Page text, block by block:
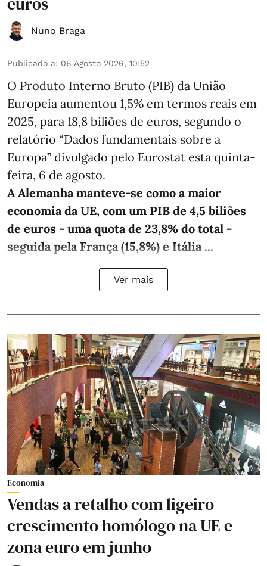
Nuno Braga
Publicado a: 06 Agosto 2026, 10:52
O Produto Interno Bruto (PIB) da União
Europeia aumentou 1,5% em termos reais em
2025, para 18,8 biliões de euros, segundo o
relatório “Dados fundamentais sobre a
Europa” divulgado pelo Eurostat esta quinta-
feira, 6 de agosto.
A Alemanha manteve‑se como a maior
economia da UE, com um PIB de 4,5 biliões
de euros - uma quota de 23,8% do total -
seguida pela França (15,8%) e Itália ...
Ver mais
Economia
Vendas a retalho com ligeiro
crescimento homólogo na UE e
zona euro em junho